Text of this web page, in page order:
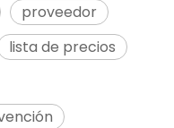
proveedor
lista de precios